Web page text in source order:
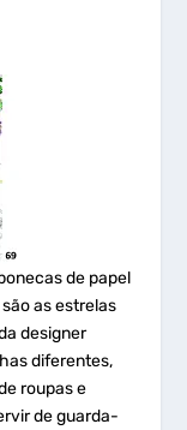
de papel
as estrelas
designer
diferentes,
roupas e
de guarda-